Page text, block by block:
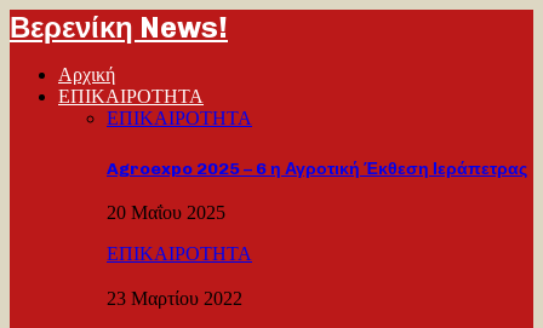
Βερενίκη News!
Αρχική
ΕΠΙΚΑΙΡΟΤΗΤΑ
ΕΠΙΚΑΙΡΟΤΗΤΑ
Agroexpo 2025 – 6 η Αγροτική Έκθεση Ιεράπετρας
20 Μαΐου 2025
ΕΠΙΚΑΙΡΟΤΗΤΑ
23 Μαρτίου 2022